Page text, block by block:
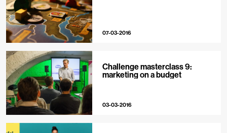
07-03-2016
Challenge masterclass 9:
marketing on a budget
03-03-2016